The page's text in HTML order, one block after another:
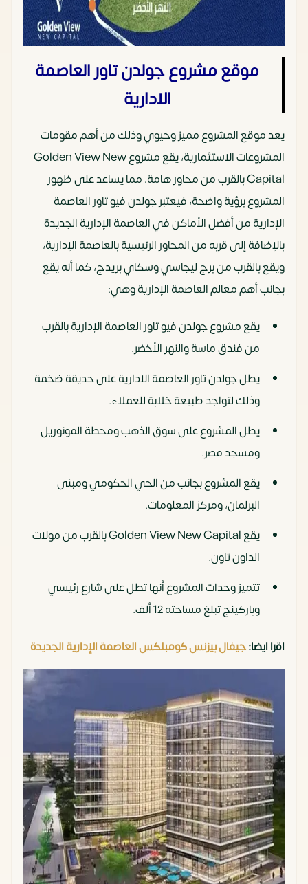
موقع مشروع جولدن تاور العاصمة
الادارية
يعد موقع المشروع مميز وحيوي وذلك من أهم مقومات
المشروعات الاستثمارية، يقع مشروع Golden View New
Capital بالقرب من محاور هامة، مما يساعد على ظهور
المشروع برؤية واضحة، فيعتبر جولدن فيو تاور العاصمة
الإدارية من أفضل الأماكن في العاصمة الإدارية الجديدة
بالإضافة إلى قربه من المحاور الرئيسية بالعاصمة الإدارية،
ويقع بالقرب من برج ليجاسي وسكاي بريدج، كما أنه يقع
بجانب أهم معالم العاصمة الإدارية وهي:
يقع مشروع جولدن فيو تاور العاصمة الإدارية بالقرب
من فندق ماسة والنهر الأخضر.
يطل جولدن تاور العاصمة الادارية على حديقة ضخمة
وذلك لتواجد طبيعة خلابة للعملاء.
يطل المشروع على سوق الذهب ومحطة المونوريل
ومسجد مصر.
يقع المشروع بجانب من الحي الحكومي ومبنى
البرلمان، ومركز المعلومات.
يقع Golden View New Capital بالقرب من مولات
الداون تاون.
تتميز وحدات المشروع أنها تطل على شارع رئيسي
وباركينج تبلغ مساحته 12 ألف.
اقرا ايضا:جيفال بيزنس كومبلكس العاصمة الإدارية الجديدة